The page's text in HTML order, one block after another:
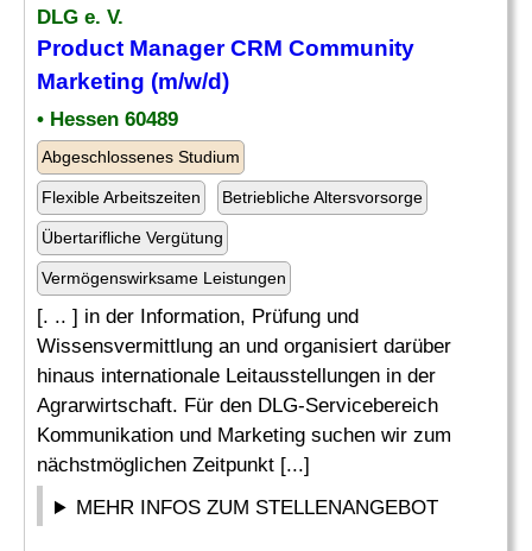
DLG e. V.
Product ManagerCRM Community
Marketing (m/w/d)
• Hessen 60489
Abgeschlossenes Studium
Flexible Arbeitszeiten Betriebliche Altersvorsorge
Übertarifliche Vergütung
Vermögenswirksame Leistungen
[. .. ] in der Information, Prüfung und
Wissensvermittlung an und organisiert darüber
hinaus internationale Leitausstellungen in der
Agrarwirtschaft. Für den DLG-Servicebereich
Kommunikation und Marketing suchen wir zum
nächstmöglichen Zeitpunkt [...]
MEHR INFOS ZUM STELLENANGEBOT